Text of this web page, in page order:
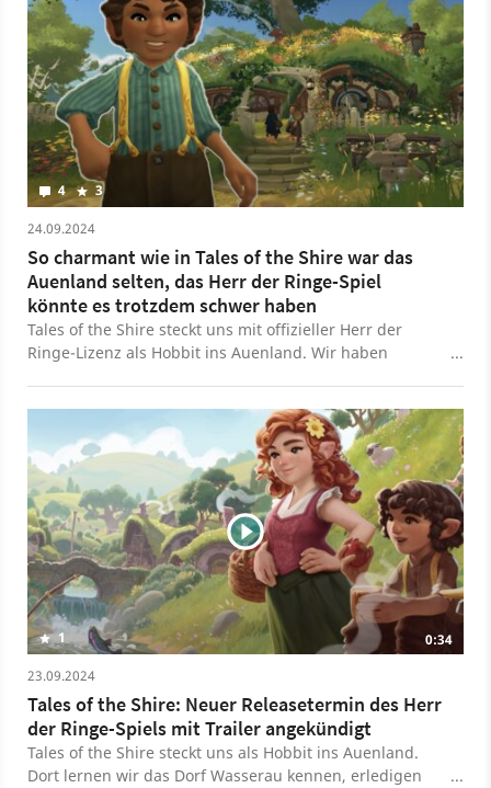
4 3
24.09.2024
So charmant wie in Tales of the Shire war das
Auenland selten, das Herr der Ringe-Spiel
könnte es trotzdem schwer haben
Tales of the Shire steckt uns mit offizieller Herr der
Ringe-Lizenz als Hobbit ins Auenland. Wir haben
1
0:34
23.09.2024
Tales of the Shire: Neuer Releasetermin des Herr
der Ringe-Spiels mit Trailer angekündigt
Tales of the Shire steckt uns als Hobbit ins Auenland.
Dort lernen wir das Dorf Wasserau kennen, erledigen